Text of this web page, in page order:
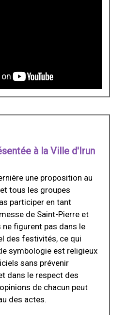
à la Ville d'Irun
une proposition au
tous les groupes
participer en tant
de Saint-Pierre et
figurent pas dans le
des festivités, ce qui
symbologie est religieux
sans prévenir
dans le respect des
de chacun peut
des actes.